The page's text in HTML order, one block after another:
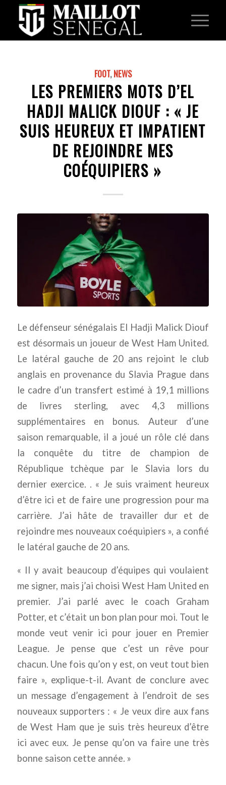
FOOT,NEWS
LES PREMIERS MOTS D’EL
HADJI MALICK DIOUF : « JE
SUIS HEUREUX ET IMPATIENT
DE REJOINDRE MES
COÉQUIPIERS »
Le défenseur sénégalais El Hadji Malick Diouf
est désormais un joueur de West Ham United.
Le latéral gauche de 20 ans rejoint le club
anglais en provenance du Slavia Prague dans
le cadre d’un transfert estimé à 19,1 millions
de livres sterling, avec 4,3 millions
supplémentaires en bonus. Auteur d’une
saison remarquable, il a joué un rôle clé dans
la conquête du titre de champion de
République tchèque par le Slavia lors du
dernier exercice. . « Je suis vraiment heureux
d’être ici et de faire une progression pour ma
carrière. J’ai hâte de travailler dur et de
rejoindre mes nouveaux coéquipiers », a confié
le latéral gauche de 20 ans.
« Il y avait beaucoup d’équipes qui voulaient
me signer, mais j’ai choisi West Ham United en
premier. J’ai parlé avec le coach Graham
Potter, et c’était un bon plan pour moi. Tout le
monde veut venir ici pour jouer en Premier
League. Je pense que c’est un rêve pour
chacun. Une fois qu’on y est, on veut tout bien
faire », explique-t-il. Avant de conclure avec
un message d’engagement à l’endroit de ses
nouveaux supporters : « Je veux dire aux fans
de West Ham que je suis très heureux d’être
ici avec eux. Je pense qu’on va faire une très
bonne saison cette année. »